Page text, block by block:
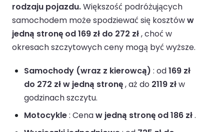
rodzaju pojazdu.Większość podróżujących
samochodem może spodziewać się kosztóww
jedną stronę od 169 zł do 272 zł, choć w
okresach szczytowych ceny mogą być wyższe.
Samochody (wraz z kierowcą) : od169 zł
do 272 zł w jedną stronę, aż do 2119 złw
godzinach szczytu.
Motocykle: Cenaw jedną stronę od 186 zł.